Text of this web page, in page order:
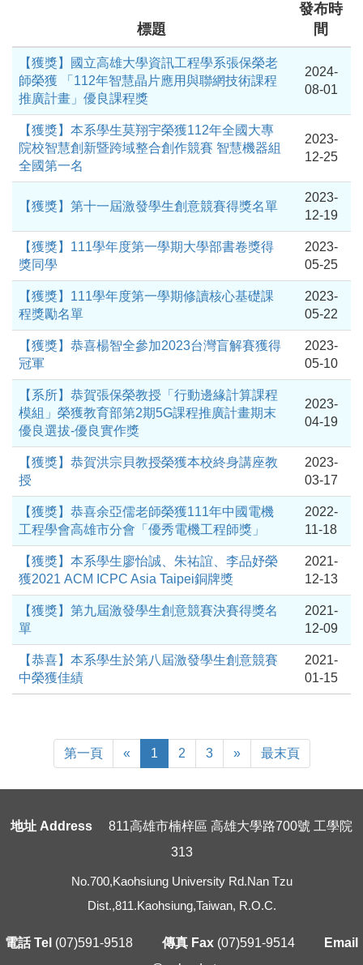
標題
發布時
間
【獲獎】國立高雄大學資訊工程學系張保榮老
師榮獲 「112年智慧晶片應用與聯網技術課程
推廣計畫」優良課程獎
2024-
08-01
【獲獎】本系學生莫翔宇榮獲112年全國大專
院校智慧創新暨跨域整合創作競賽 智慧機器組
全國第一名
2023-
12-25
【獲獎】第十一屆激發學生創意競賽得獎名單
2023-
12-19
【獲獎】111學年度第一學期大學部書卷獎得
獎同學
2023-
05-25
【獲獎】111學年度第一學期修讀核心基礎課
程獎勵名單
2023-
05-22
【獲獎】恭喜楊智全參加2023台灣盲解賽獲得
冠軍
2023-
05-10
【系所】恭賀張保榮教授「行動邊緣計算課程
模組」榮獲教育部第2期5G課程推廣計畫期末
優良選拔-優良實作獎
2023-
04-19
【獲獎】恭賀洪宗貝教授榮獲本校終身講座教
授
2023-
03-17
【獲獎】恭喜余亞儒老師榮獲111年中國電機
工程學會高雄市分會「優秀電機工程師獎」
2022-
11-18
【獲獎】本系學生廖怡誠、朱祐誼、李品妤榮
獲2021 ACM ICPC Asia Taipei銅牌獎
2021-
12-13
【獲獎】第九屆激發學生創意競賽決賽得獎名
單
2021-
12-09
【恭喜】本系學生於第八屆激發學生創意競賽
中榮獲佳績
2021-
01-15
第一頁First
Page
«Previous
1 2 3 »Next最末頁Last
Page
地址 Address 811高雄市楠梓區 高雄大學路700號 工學院
313
No.700,Kaohsiung University Rd.Nan Tzu
Dist.,811.Kaohsiung,Taiwan, R.O.C.
電話 Tel (07)591-9518 傳真 Fax (07)591-9514
Email